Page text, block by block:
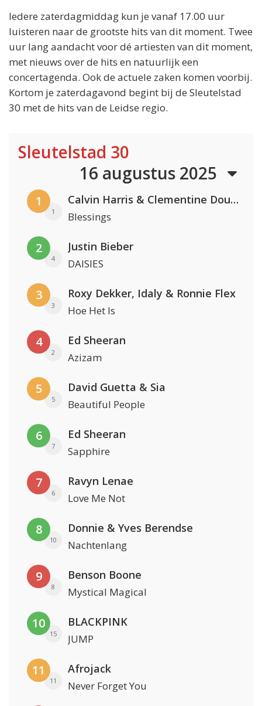
Iedere zaterdagmiddag kun je vanaf 17.00 uur
luisteren naar de grootste hits van dit moment. Twee
uur lang aandacht voor dé artiesten van dit moment,
met nieuws over de hits en natuurlijk een
concertagenda. Ook de actuele zaken komen voorbij.
Kortom je zaterdagavond begint bij de Sleutelstad
30 met de hits van de Leidse regio.
Sleutelstad 30
16 augustus 2025
1
1
Calvin Harris & Clementine Douglas
Blessings
2
4
Justin Bieber
DAISIES
3
3
Roxy Dekker, Idaly & Ronnie Flex
Hoe Het Is
4
2
Ed Sheeran
Azizam
5
5
David Guetta & Sia
Beautiful People
6
7
Ed Sheeran
Sapphire
7
6
Ravyn Lenae
Love Me Not
8
10
Donnie & Yves Berendse
Nachtenlang
9
8
Benson Boone
Mystical Magical
10
15
BLACKPINK
JUMP
11
11
Afrojack
Never Forget You